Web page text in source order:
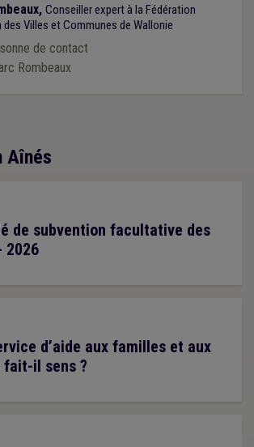
Conseiller expert à la Fédération
des Villes et Communes de Wallonie
de contact
Rombeaux
Aînés
de subvention facultative des
2026
d’aide aux familles et aux
fait-il sens ?